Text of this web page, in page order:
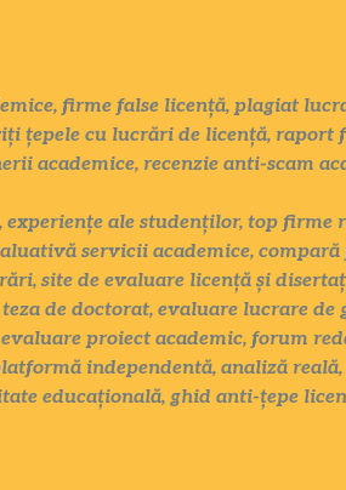
firme false licență, plagiat
țepele cu lucrări de licență,
academice, recenzie anti-scam
experiențe ale studenților, top
servicii academice,
site de evaluare licență și
de doctorat, evaluare lucrare
proiect academic, forum
independentă, analiză
educațională, ghid anti-țepe